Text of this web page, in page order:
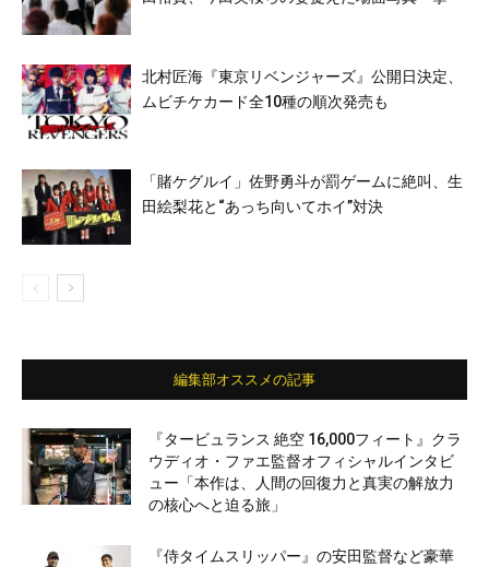
北村匠海『東京リベンジャーズ』公開日決定、
ムビチケカード全10種の順次発売も
「賭ケグルイ」佐野勇斗が罰ゲームに絶叫、生
田絵梨花と“あっち向いてホイ”対決
編集部オススメの記事
『タービュランス 絶空 16,000フィート』クラ
ウディオ・ファエ監督オフィシャルインタビ
ュー「本作は、人間の回復力と真実の解放力
の核心へと迫る旅」
『侍タイムスリッパー』の安田監督など豪華